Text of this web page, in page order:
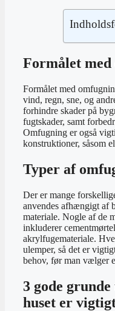
Formålet
Formålet med
vind, regn, sne, og
forhindre skader på
fugtskader, samt
Omfugning er også
konstruktioner, såsom
Typer af
Der er mange
anvendes afhængigt af
materiale. Nogle af de
inkluderer
akrylfugemateriale.
ulemper, så det er
behov, før man vælger
3 gode
huset er